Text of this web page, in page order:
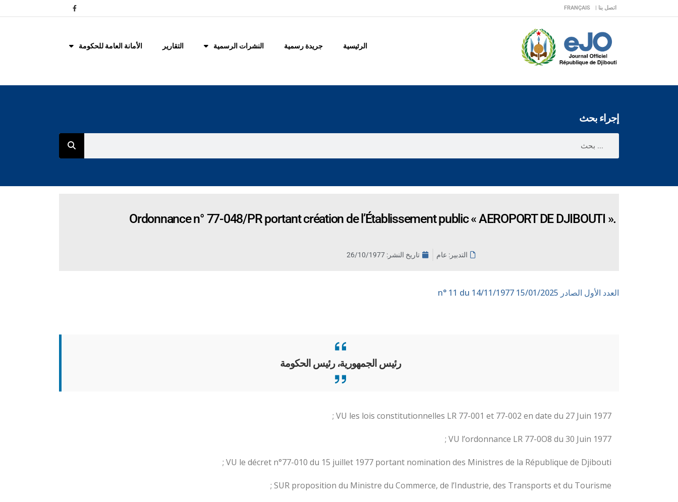
اتصل بنا | FRANÇAIS
الرئيسية جريدة رسمية النشرات الرسمية التقارير الأمانة العامة للحكومة
إجراء بحث
Ordonnance n° 77-048/PR portant création de l’Établissement public « AEROPORT DE DJIBOUTI ».
التدبير: عام تاريخ النشر: 26/10/1977
العدد الأول الصادر 15/01/2025
رئيس الجمهورية، رئيس الحكومة
VU les lois constitutionnelles LR 77-001 et 77-002 en date du 27 Juin 1977 ;
VU l’ordonnance LR 77-0O8 du 30 Juin 1977 ;
VU le décret n°77-010 du 15 juillet 1977 portant nomination des Ministres de la République de Djibouti ;
SUR proposition du Ministre du Commerce, de l’Industrie, des Transports et du Tourisme ;